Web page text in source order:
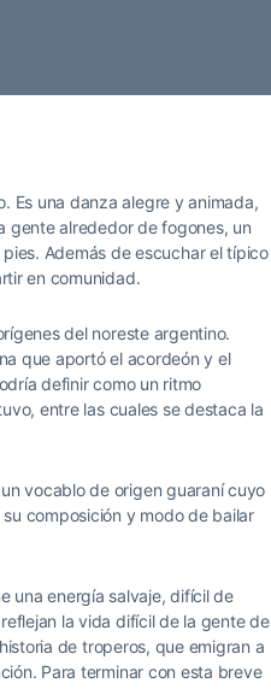
Es una danza alegre y animada,
gente alrededor de fogones, un
Además de escuchar el típico
en comunidad.
del noreste argentino.
que aportó el acordeón y el
definir como un ritmo
entre las cuales se destaca la
vocablo de origen guaraní cuyo
composición y modo de bailar
una energía salvaje, difícil de
la vida difícil de la gente de
de troperos, que emigran a
Para terminar con esta breve